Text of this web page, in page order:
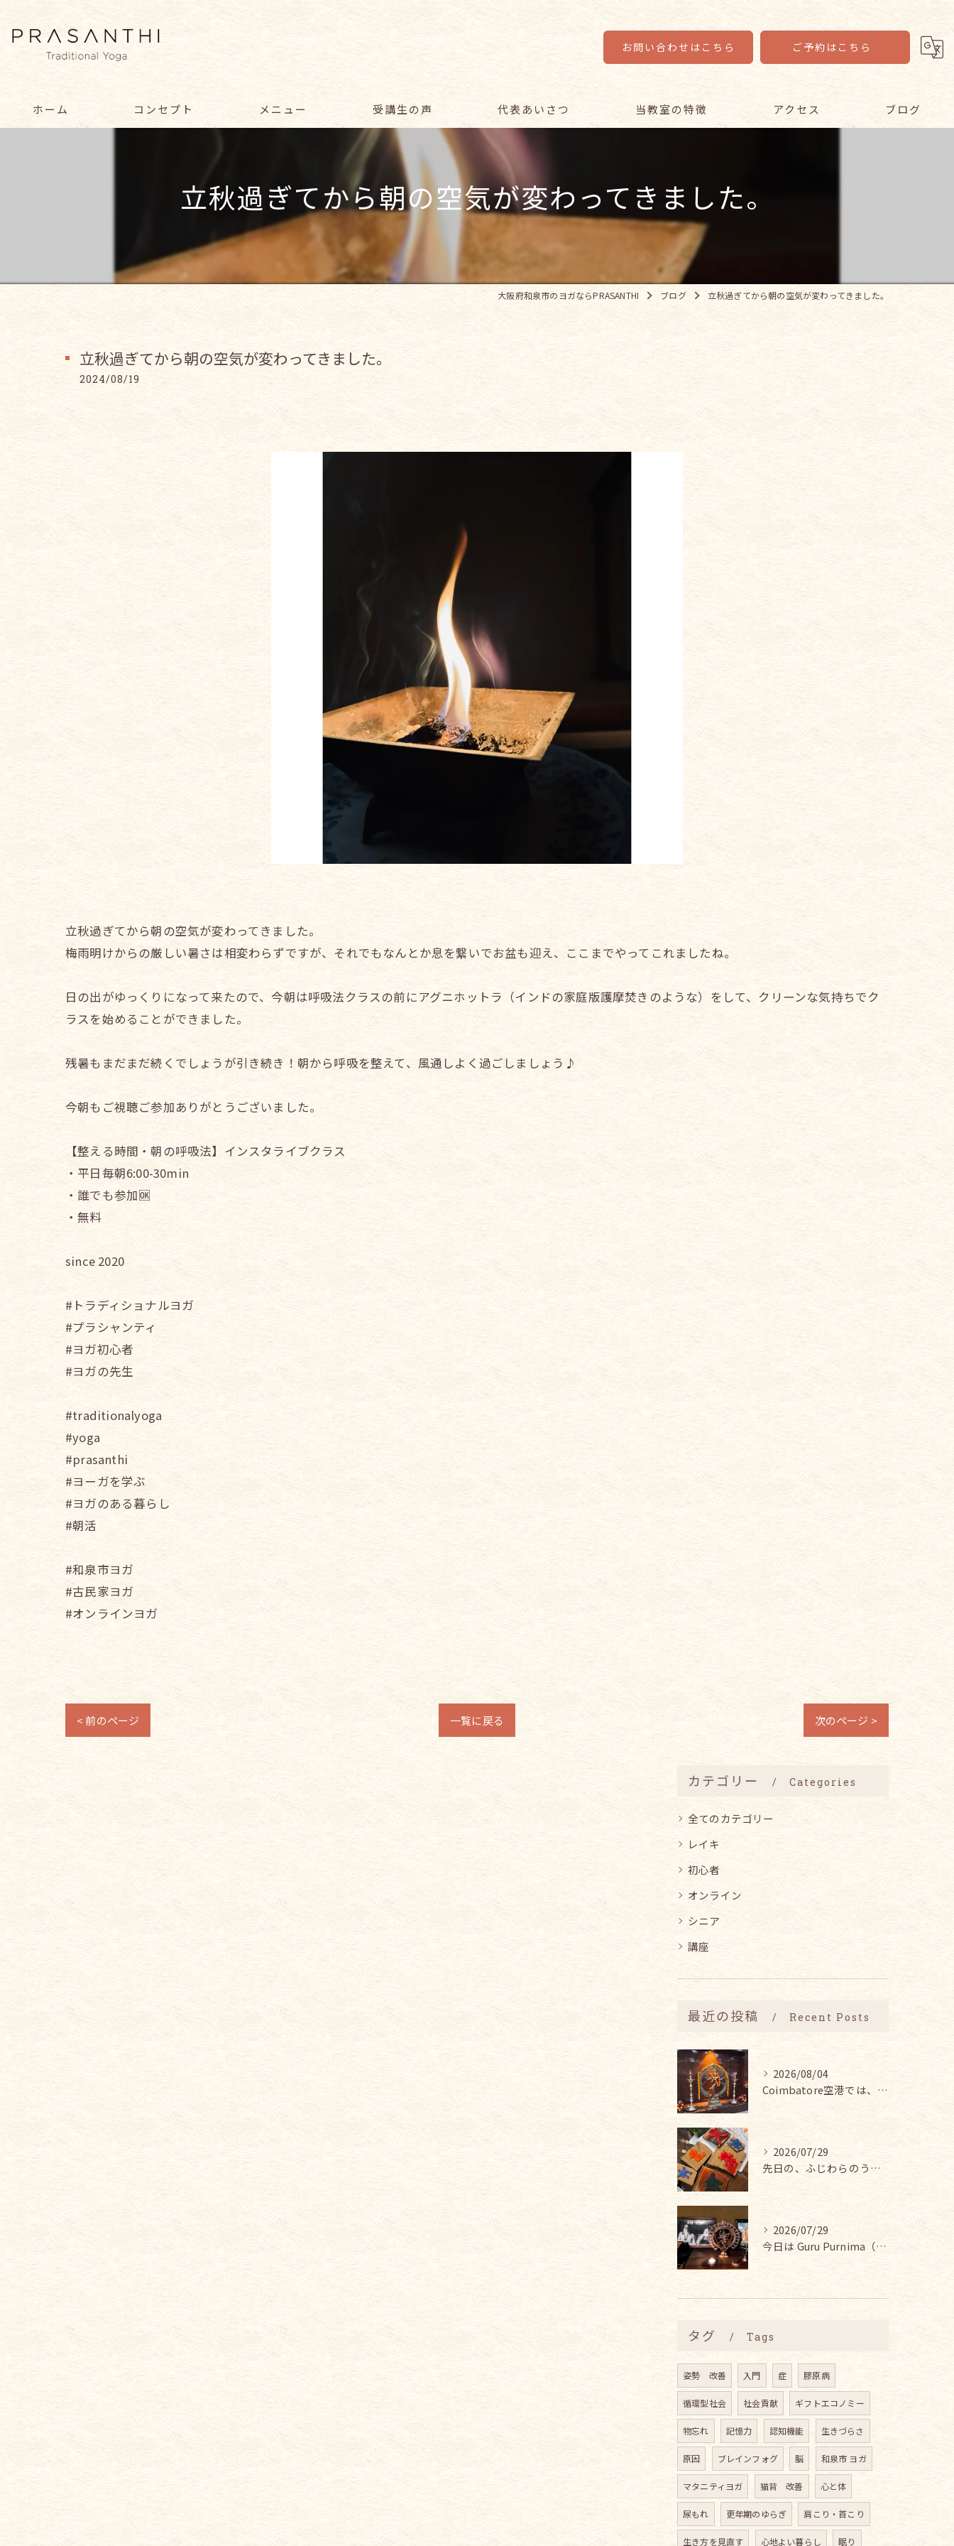
お問い合わせはこちら ご予約はこちら
ホーム コンセプト メニュー 受講生の声 代表あいさつ 当教室の特徴
初心者
オンライン
講座
アクセス ブログ
立秋過ぎてから朝の空気が変わってきました。
大阪府和泉市のヨガならPRASANTHI ブログ 立秋過ぎてから朝の空気が変わってきました。
立秋過ぎてから朝の空気が変わってきました。
2024/08/19
立秋過ぎてから朝の空気が変わってきました。
梅雨明けからの厳しい暑さは相変わらずですが、それでもなんとか息を繋いでお盆も迎え、ここまでやってこれましたね。
日の出がゆっくりになって来たので、今朝は呼吸法クラスの前にアグニホットラ（インドの家庭版護摩焚きのような）をして、クリーンな気持ちでク
ラスを始めることができました。
残暑もまだまだ続くでしょうが引き続き！朝から呼吸を整えて、風通しよく過ごしましょう♪
今朝もご視聴ご参加ありがとうございました。
【整える時間・朝の呼吸法】インスタライブクラス
・平日毎朝6:00-30min
・誰でも参加🆗
・無料
since 2020
#トラディショナルヨガ
#プラシャンティ
#ヨガ初心者
#ヨガの先生
#traditionalyoga
#yoga
#prasanthi
#ヨーガを学ぶ
#ヨガのある暮らし
#朝活
#和泉市ヨガ
#古民家ヨガ
#オンラインヨガ
< 前のページ 一覧に戻る 次のページ >
カテゴリー Categories
全てのカテゴリー
レイキ
初心者
オンライン
シニア
講座
最近の投稿 Recent Posts
2026/08/04
Coimbatore空港では、シヴァ神と皆インドの賢者ティル...
2026/07/29
先日の、ふじわらのうえん あいこちゃん主催の『アートとヨガの...
2026/07/29
今日は Guru Purnima（グル・プールニマ）。
タグ Tags
姿勢 改善 入門 症 膠原病
循環型社会 社会貢献 ギフトエコノミー
物忘れ 記憶力 認知機能 生きづらさ
原因 ブレインフォグ 脳 和泉市 ヨガ
マタニティヨガ 猫背 改善 心と体
尿もれ 更年期のゆらぎ 肩こり・首こり
生き方を見直す 心地よい暮らし 眠り